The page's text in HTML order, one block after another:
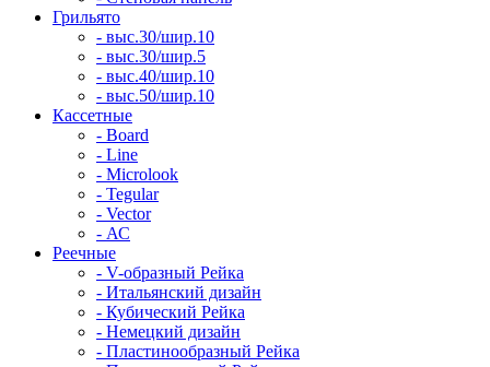
Грильято
- выс.30/шир.10
- выс.30/шир.5
- выс.40/шир.10
- выс.50/шир.10
Кассетные
- Board
- Line
- Microlook
- Tegular
- Vector
- АС
Реечные
- V-образный Рейка
- Итальянский дизайн
- Кубический Рейка
- Немецкий дизайн
- Пластинообразный Рейка